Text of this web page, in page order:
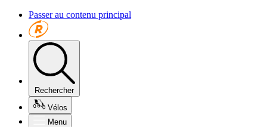
Passer au contenu principal
Rechercher
Vélos
Menu